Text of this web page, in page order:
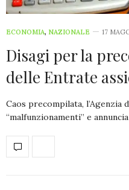
ECONOMIA, NAZIONALE 17
Disagi per la
delle Entrate
Caos precompilata,
“malfunzionamenti” e